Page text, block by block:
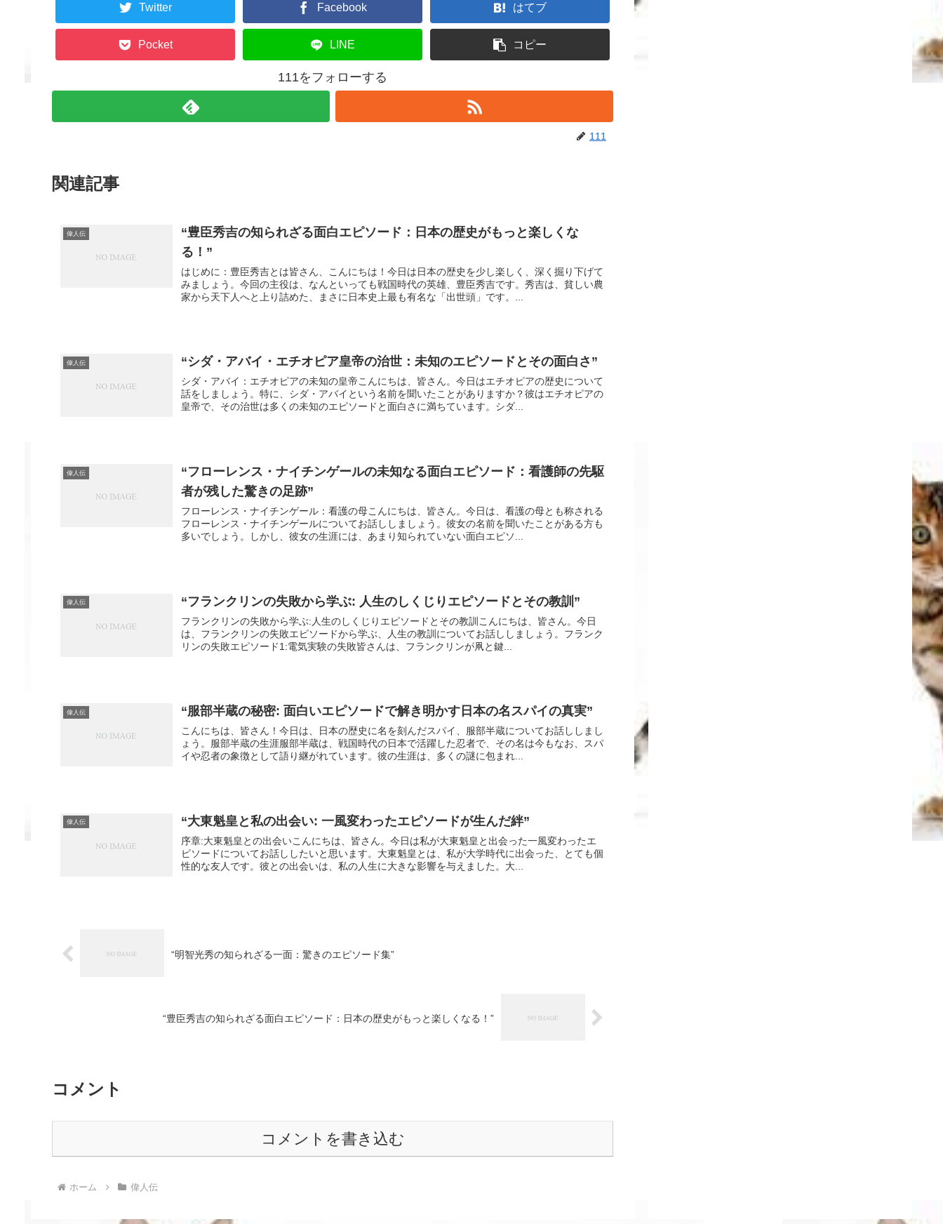
Twitter Facebook はてブ
Pocket LINE コピー
111をフォローする
111
関連記事
偉人伝
“豊臣秀吉の知られざる面白エピソード：日本の歴史がもっと楽しくな
る！”
はじめに：豊臣秀吉とは皆さん、こんにちは！今日は日本の歴史を少し楽しく、深く掘り下げて
みましょう。今回の主役は、なんといっても戦国時代の英雄、豊臣秀吉です。秀吉は、貧しい農
家から天下人へと上り詰めた、まさに日本史上最も有名な「出世頭」です。...
偉人伝 “シダ・アバイ・エチオピア皇帝の治世：未知のエピソードとその面白さ”
シダ・アバイ：エチオピアの未知の皇帝こんにちは、皆さん。今日はエチオピアの歴史について
話をしましょう。特に、シダ・アバイという名前を聞いたことがありますか？彼はエチオピアの
皇帝で、その治世は多くの未知のエピソードと面白さに満ちています。シダ...
偉人伝
“フローレンス・ナイチンゲールの未知なる面白エピソード：看護師の先駆
者が残した驚きの足跡”
フローレンス・ナイチンゲール：看護の母こんにちは、皆さん。今日は、看護の母とも称される
フローレンス・ナイチンゲールについてお話ししましょう。彼女の名前を聞いたことがある方も
多いでしょう。しかし、彼女の生涯には、あまり知られていない面白エピソ...
偉人伝 “フランクリンの失敗から学ぶ: 人生のしくじりエピソードとその教訓”
フランクリンの失敗から学ぶ:人生のしくじりエピソードとその教訓こんにちは、皆さん。今日
は、フランクリンの失敗エピソードから学ぶ、人生の教訓についてお話ししましょう。フランク
リンの失敗エピソード1:電気実験の失敗皆さんは、フランクリンが凧と鍵...
偉人伝 “服部半蔵の秘密: 面白いエピソードで解き明かす日本の名スパイの真実”
こんにちは、皆さん！今日は、日本の歴史に名を刻んだスパイ、服部半蔵についてお話ししまし
ょう。服部半蔵の生涯服部半蔵は、戦国時代の日本で活躍した忍者で、その名は今もなお、スパ
イや忍者の象徴として語り継がれています。彼の生涯は、多くの謎に包まれ...
偉人伝 “大東魁皇と私の出会い: 一風変わったエピソードが生んだ絆”
序章:大東魁皇との出会いこんにちは、皆さん。今日は私が大東魁皇と出会った一風変わったエ
ピソードについてお話ししたいと思います。大東魁皇とは、私が大学時代に出会った、とても個
性的な友人です。彼との出会いは、私の人生に大きな影響を与えました。大...
“明智光秀の知られざる一面：驚きのエピソード集”
“豊臣秀吉の知られざる面白エピソード：日本の歴史がもっと楽しくなる！”
コメント
コメントを書き込む
ホーム 偉人伝